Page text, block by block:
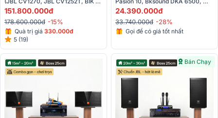
VM 840A, JBL V10, JBL KX190,
JBL CV18S, JBL VM300)
151.800.000đ
178.600.000đ -15%
Quà trị giá 330.000đ
5 (19)
Bksound SW212)
24.390.000đ
33.740.000đ -28%
Gọi để có giá tốt nhất
Bán Chạy